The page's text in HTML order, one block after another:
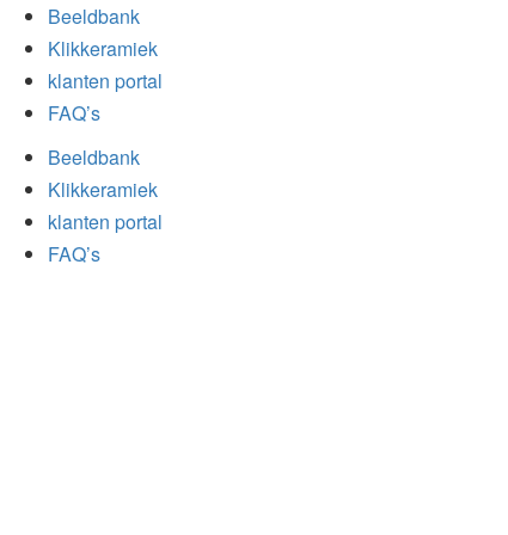
Beeldbank
Klikkeramiek
klanten portal
FAQ’s
Beeldbank
Klikkeramiek
klanten portal
FAQ’s